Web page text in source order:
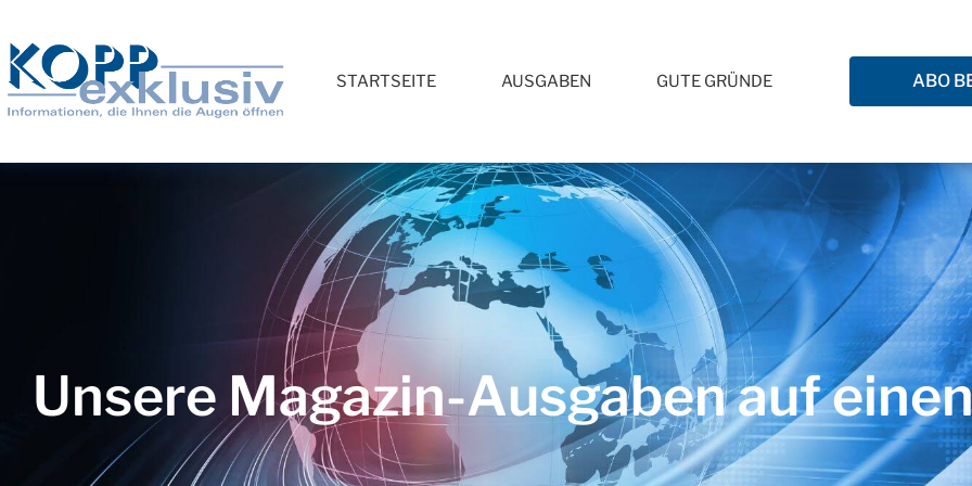
STARTSEITE AUSGABEN GUTE GRÜNDE ABO
Unsere Magazin-Ausgaben auf